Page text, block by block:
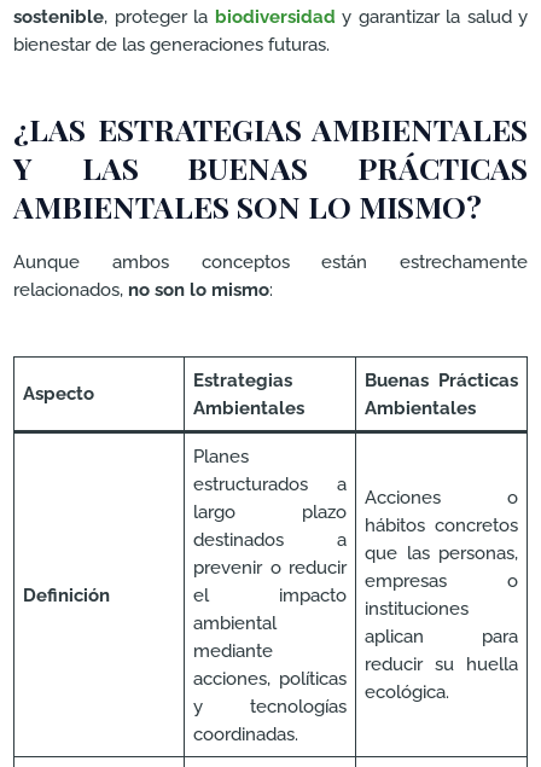
sostenible, proteger la biodiversidad y garantizar la salud y
bienestar de las generaciones futuras.
¿LAS ESTRATEGIAS AMBIENTALES
Y LAS BUENAS PRÁCTICAS
AMBIENTALES SON LO MISMO?
Aunque ambos conceptos están estrechamente
relacionados, no son lo mismo:
Aspecto
Estrategias
Ambientales
Buenas Prácticas
Ambientales
Definición
Planes
estructurados a
largo plazo
destinados a
prevenir o reducir
el impacto
ambiental
mediante
acciones, políticas
y tecnologías
coordinadas.
Acciones o
hábitos concretos
que las personas,
empresas o
instituciones
aplican para
reducir su huella
ecológica.